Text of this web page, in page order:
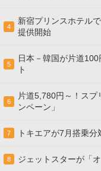
4
新宿プリンスホテル
提供開始
5
日本－韓国が片道
ト
6
片道5,780円～！スプ
ンペーン」
7 トキエアが7月搭乗
8 ジェットスターが「